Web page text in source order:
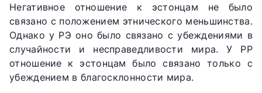
Негативное отношение к эстонцам не было
связано с положением этнического меньшинства.
Однако у РЭ оно было связано с убеждениями в
случайности и несправедливости мира. У РР
отношение к эстонцам было связано только с
убеждением в благосклонности мира.